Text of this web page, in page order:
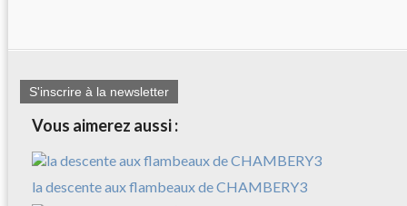
S'inscrire à la newsletter
Vous aimerez aussi :
la descente aux flambeaux de CHAMBERY3